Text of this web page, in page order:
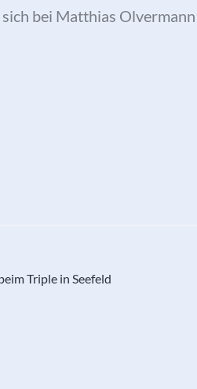
bei Matthias
Triple in Seefeld